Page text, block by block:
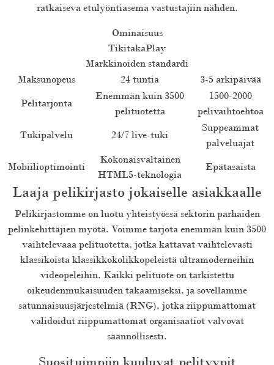
ratkaiseva etulyöntiasema vastustajiin nähden.
Ominaisuus
TikitakaPlay
Markkinoiden standardi
Maksunopeus
24 tuntia
3-5 arkipäivää
Pelitarjonta
Enemmän kuin 3500
pelituotetta
1500-2000
pelivaihtoehtoa
Tukipalvelu
24/7 live-tuki
Suppeammat
palveluajat
Mobiilioptimointi
Kokonaisvaltainen
HTML5-teknologia
Epätasaista
Laaja pelikirjasto jokaiselle asiakkaalle
Pelikirjastomme on luotu yhteistyössä sektorin parhaiden
pelinkehittäjien myötä. Voimme tarjota enemmän kuin 3500
vaihtelevaaa pelituotetta, jotka kattavat vaihtelevasti
klassikoista klassikkokolikkopeleistä ultramoderneihin
videopeleihin. Kaikki pelituote on tarkistettu
oikeudenmukaisuuden takaamiseksi, ja sovellamme
satunnaisuusjärjestelmiä (RNG), jotka riippumattomat
validoidut riippumattomat organisaatiot valvovat
säännöllisesti.